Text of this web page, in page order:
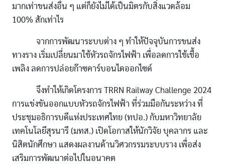
มากเท่าขนส่งอื่น ๆ แต่ก็ยังไม่ได้เป็นมิตรกับสิ่งแวดล้อม
100% สักเท่าไร
จากการพัฒนาระบบต่าง ๆ ทำให้ปัจจุบันการขนส่ง
ทางราง เริ่มเปลี่ยนมาใช้หัวรถจักรไฟฟ้า เพื่อลดการใช้เชื้อ
เพลิง ลดการปล่อยก๊าซคาร์บอนไดออกไซด์
จึงทำให้เกิดโครงการ TRRN Railway Challenge 2024
การแข่งขันออกแบบหัวรถจักรไฟฟ้า ที่ร่วมมือกันระหว่าง ที่
ประชุมอธิการบดีแห่งประเทศไทย (ทปอ.) กับมหาวิทยาลัย
เทคโนโลยีสุรนารี (มทส.) เปิดโอกาสให้นักวิจัย บุคลากร และ
นิสิตนักศึกษา แสดงผลงานด้านวิศวกรรมระบบราง เพื่อส่ง
เสริมการพัฒนาต่อไปในอนาคต